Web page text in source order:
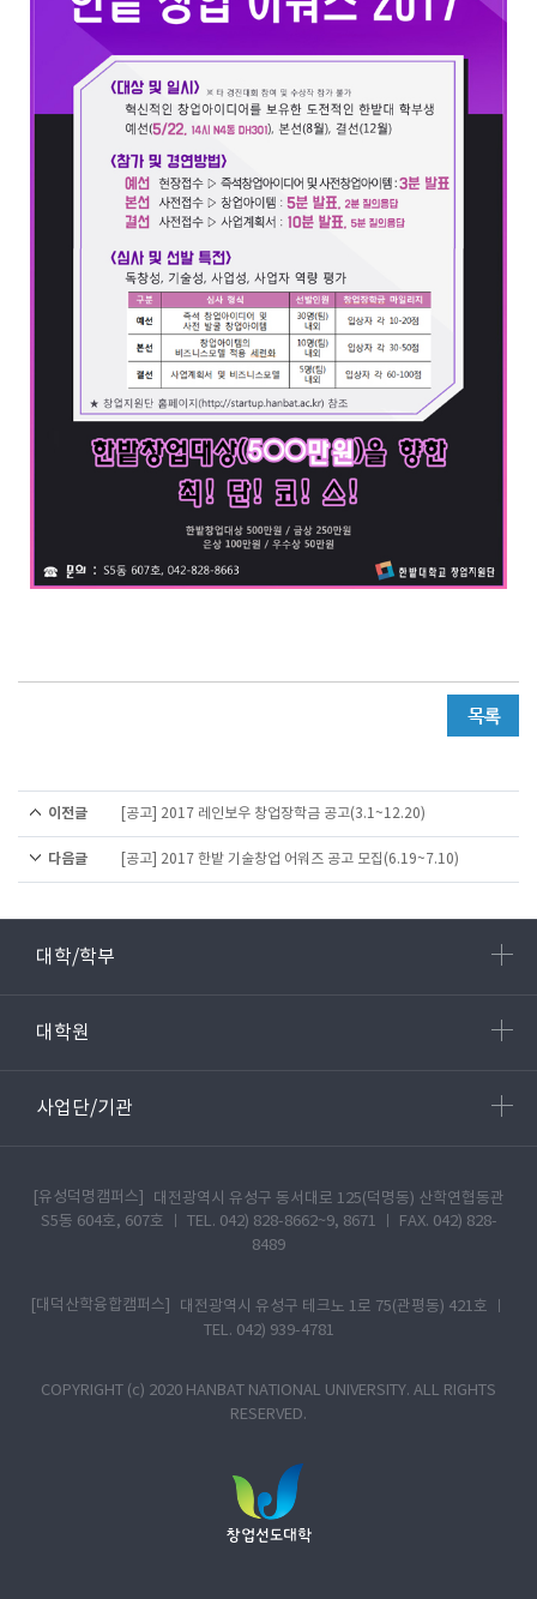
이전글 [공고] 2017 레인보우 창업장학금 공고(3.1~12.20)
다음글 [공고] 2017 한밭 기술창업 어워즈 공고 모집(6.19~7.10)
대학/학부
대학원
사업단/기관
[유성덕명캠퍼스]
대전광역시 유성구 동서대로 125(덕명동) 산학연협동관
S5동 604호, 607호 ㅣ TEL. 042) 828-8662~9, 8671 ㅣ FAX. 042) 828-
8489
[대덕산학융합캠퍼스]
대전광역시 유성구 테크노 1로 75(관평동) 421호 ㅣ
TEL. 042) 939-4781
COPYRIGHT (c) 2020 HANBAT NATIONAL UNIVERSITY. ALL RIGHTS
RESERVED.